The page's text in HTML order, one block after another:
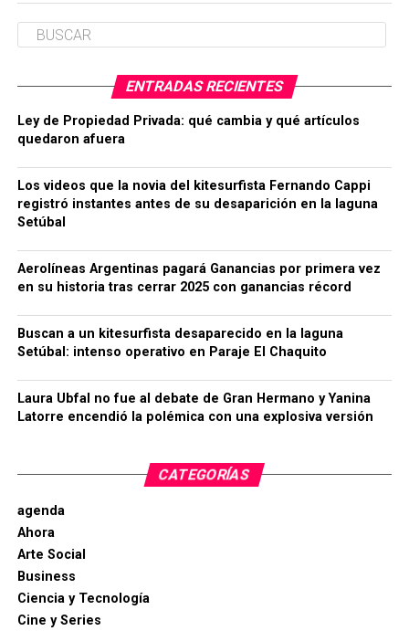
ENTRADAS RECIENTES
Ley de Propiedad Privada: qué cambia y qué artículos
quedaron afuera
Los videos que la novia del kitesurfista Fernando Cappi
registró instantes antes de su desaparición en la laguna
Setúbal
Aerolíneas Argentinas pagará Ganancias por primera vez
en su historia tras cerrar 2025 con ganancias récord
Buscan a un kitesurfista desaparecido en la laguna
Setúbal: intenso operativo en Paraje El Chaquito
Laura Ubfal no fue al debate de Gran Hermano y Yanina
Latorre encendió la polémica con una explosiva versión
CATEGORÍAS
agenda
Ahora
Arte Social
Business
Ciencia y Tecnología
Cine y Series